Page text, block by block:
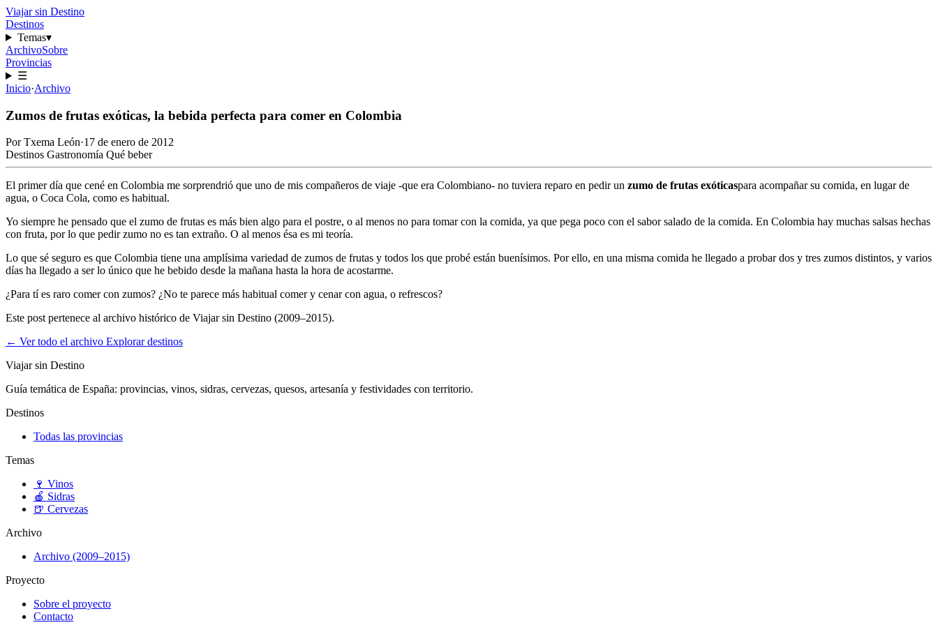
Viajar sin Destino
Destinos
Temas▾
ArchivoSobre
Provincias
☰
Inicio·Archivo
Zumos de frutas exóticas, la bebida perfecta para comer en Colombia
PorTxema León·17 de enero de 2012
Destinos Gastronomía Qué beber
El primer día que cené en Colombia me sorprendrió que uno de mis compañeros de viaje -que era Colombiano- no tuviera reparo en pedir un zumo de frutas exóticaspara acompañar su comida, en lugar de
agua, o Coca Cola, como es habitual.
Yo siempre he pensado que el zumo de frutas es más bien algo para el postre, o al menos no para tomar con la comida, ya que pega poco con el sabor salado de la comida. En Colombia hay muchas salsas hechas
con fruta, por lo que pedir zumo no es tan extraño. O al menos ésa es mi teoría.
Lo que sé seguro es que Colombia tiene una amplísima variedad de zumos de frutas y todos los que probé están buenísimos. Por ello, en una misma comida he llegado a probar dos y tres zumos distintos, y varios
días ha llegado a ser lo único que he bebido desde la mañana hasta la hora de acostarme.
¿Para tí es raro comer con zumos? ¿No te parece más habitual comer y cenar con agua, o refrescos?
Este post pertenece al archivo histórico de Viajar sin Destino (2009–2015).
← Ver todo el archivo Explorar destinos
Viajar sin Destino
Guía temática de España: provincias, vinos, sidras, cervezas, quesos, artesanía y festividades con territorio.
Destinos
Todas las provincias
Temas
🍷 Vinos
🍎 Sidras
🍺 Cervezas
Archivo
Archivo (2009–2015)
Proyecto
Sobre el proyecto
Contacto